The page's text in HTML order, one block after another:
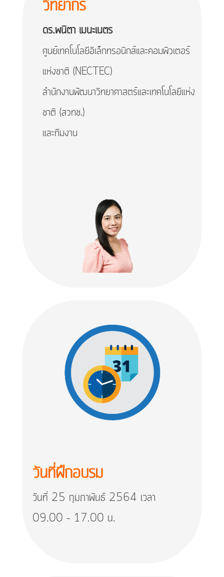
วิทยากร
ดร.พนิตา เมนะเนตร
ศูนย์เทคโนโลยีอิเล็กทรอนิกส์และคอมพิวเตอร์
แห่งชาติ (NECTEC)
สำนักงานพัฒนาวิทยาศาสตร์และเทคโนโลยีแห่ง
ชาติ (สวทช.)
และทีมงาน
วันที่ฝึกอบรม
วันที่ 25 กุมภาพันธ์ 2564 เวลา
09.00 – 17.00 น.